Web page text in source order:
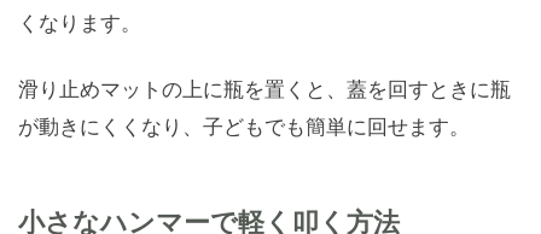
くなります。
滑り止めマットの上に瓶を置くと、蓋を回すときに瓶
が動きにくくなり、子どもでも簡単に回せます。
小さなハンマーで軽く叩く方法